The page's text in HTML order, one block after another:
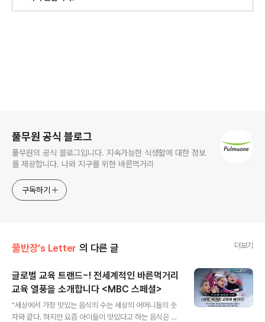
풀무원 공식 블로그
풀무원의 공식 블로그입니다. 지속가능한 식생활에 대한 정보
를 제공합니다. 나와 지구를 위한 바른먹거리
구독하기
풀반장's Letter 의 다른 글 더보기
글로벌 교육 트랜드~! 전세계적인 바른먹거리
교육 열풍을 소개합니다 <MBC 스페셜>
"세상에서 가장 맛있는 음식의 수는 세상의 어머니들의 숫
자와 같다. 하지만 요즘 아이들이 맛있다고 하는 음식은 따